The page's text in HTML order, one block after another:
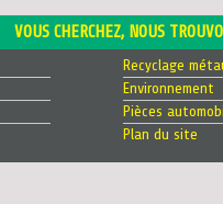
VOUS CHERCHEZ, NOUS
Recyclage
Environnement
Pièces
Plan du site